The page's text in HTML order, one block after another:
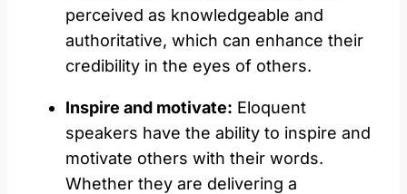
perceived as knowledgeable and
authoritative, which can enhance their
credibility in the eyes of others.
Inspire and motivate: Eloquent
speakers have the ability to inspire and
motivate others with their words.
Whether they are delivering a